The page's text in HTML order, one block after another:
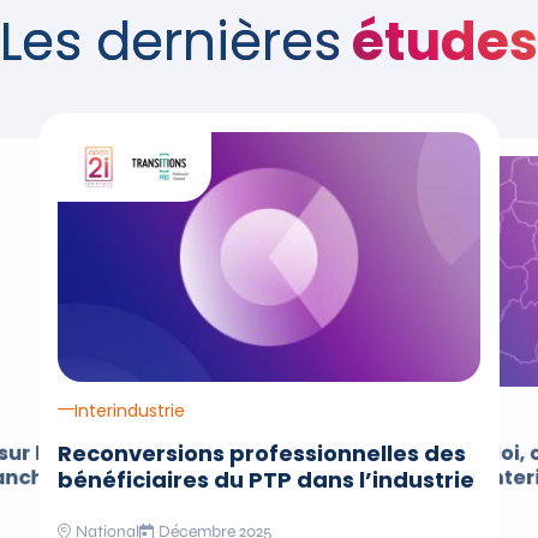
Les dernièresétudes
de l'étude Enquête portant sur le devenir des certifiés de la
le devenir des
de la Chimie
Interindustrie
Reconversions professionnelles des
bénéficiaires du PTP dans l’industrie
National Décembre 2025
Panorama emploi,
formation de